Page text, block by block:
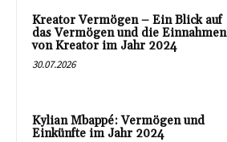
Kreator Vermögen – Ein Blick auf
das Vermögen und die Einnahmen
von Kreator im Jahr 2024
30.07.2026
Kylian Mbappé: Vermögen und
Einkünfte im Jahr 2024